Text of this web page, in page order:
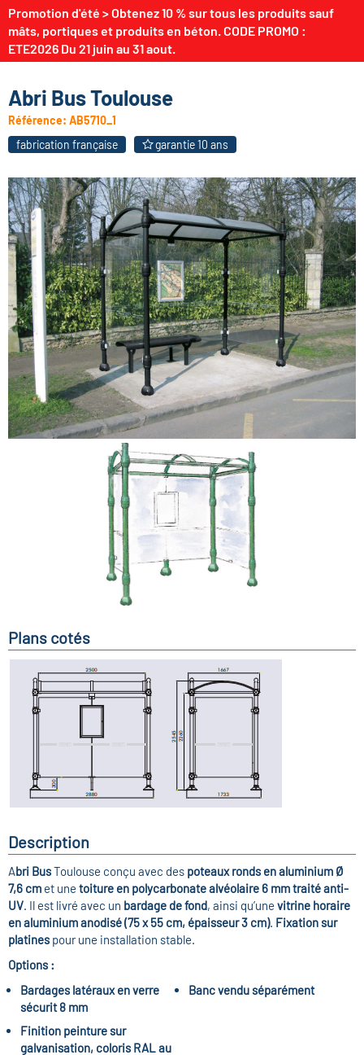
Promotion d'été > Obtenez 10 % sur tous les produits sauf
mâts, portiques et produits en béton. CODE PROMO :
ETE2026 Du 21 juin au 31 aout.
Abri Bus Toulouse
Référence: AB5710_1
fabrication française
garantie 10 ans
Plans cotés
Description
Abri BusToulouse conçu avec des poteaux ronds en aluminium Ø
7,6 cm et une toiture en polycarbonate alvéolaire 6 mm traité anti-
UV. Il est livré avec un bardage de fond, ainsi qu’une vitrine horaire
en aluminium anodisé (75 x 55 cm, épaisseur 3 cm). Fixation sur
platines pour une installation stable.
Options :
Bardages latéraux en verre
sécurit 8 mm
Banc vendu séparément
Finition peinture sur
galvanisation, coloris RAL au